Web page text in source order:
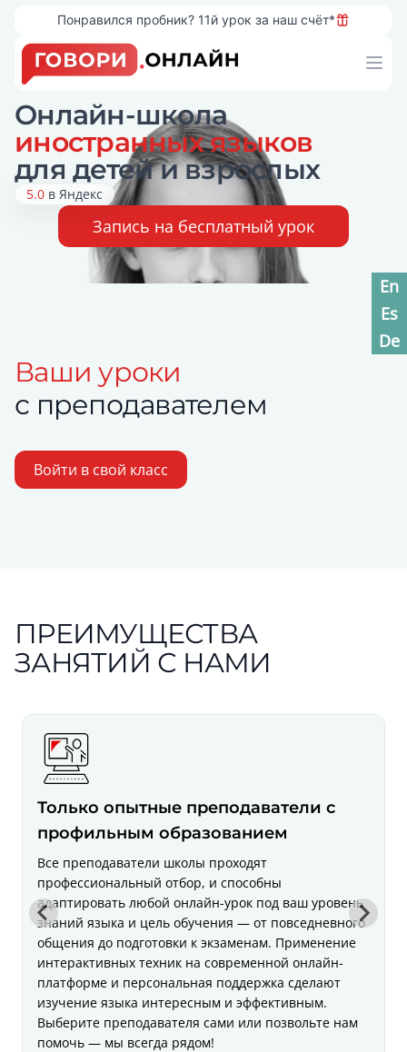
Понравился пробник? 11й урок за наш счёт*
Workflow
Онлайн-школа
иностранных языков
для детей и взрослых
5.0 в Яндекс
Запись на бесплатный урок
En
Es
De
Ваши уроки
с преподавателем
Войти в свой класс
ПРЕИМУЩЕСТВА
ЗАНЯТИЙ С НАМИ
Только опытные преподаватели с
профильным образованием
Все преподаватели школы проходят
профессиональный отбор, и способны
адаптировать любой онлайн-урок под ваш уровень
знаний языка и цель обучения — от повседневного
общения до подготовки к экзаменам. Применение
интерактивных техник на современной онлайн-
платформе и персональная поддержка сделают
изучение языка интересным и эффективным.
Выберите преподавателя сами или позвольте нам
помочь — мы всегда рядом!